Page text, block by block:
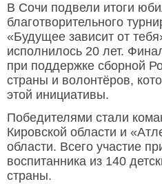
В Сочи подвели итоги
благотворительного
«Будущее зависит от
исполнилось 20 лет.
при поддержке сборной
страны и волонтёров,
этой инициативы.
Победителями стали
Кировской области и
области. Всего участие
воспитанника из 140
страны.